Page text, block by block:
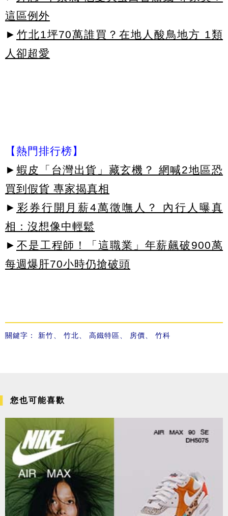
這區例外
► 竹北1坪70萬誰買？在地人酸鳥地方 1類
人卻超愛
【熱門排行榜】
► 蝦皮「台灣出貨」藏玄機？ 網喊2地區恐
買到假貨 專家揭真相
► 彩券行開月薪4萬徵嘸人？ 內行人曝真
相：沒想像中輕鬆
► 不是工程師！「這職業」年薪飆破900萬
每週爆肝70小時仍搶破頭
關鍵字： 新竹 竹北 高鐵特區 房價 竹科
您也可能喜歡